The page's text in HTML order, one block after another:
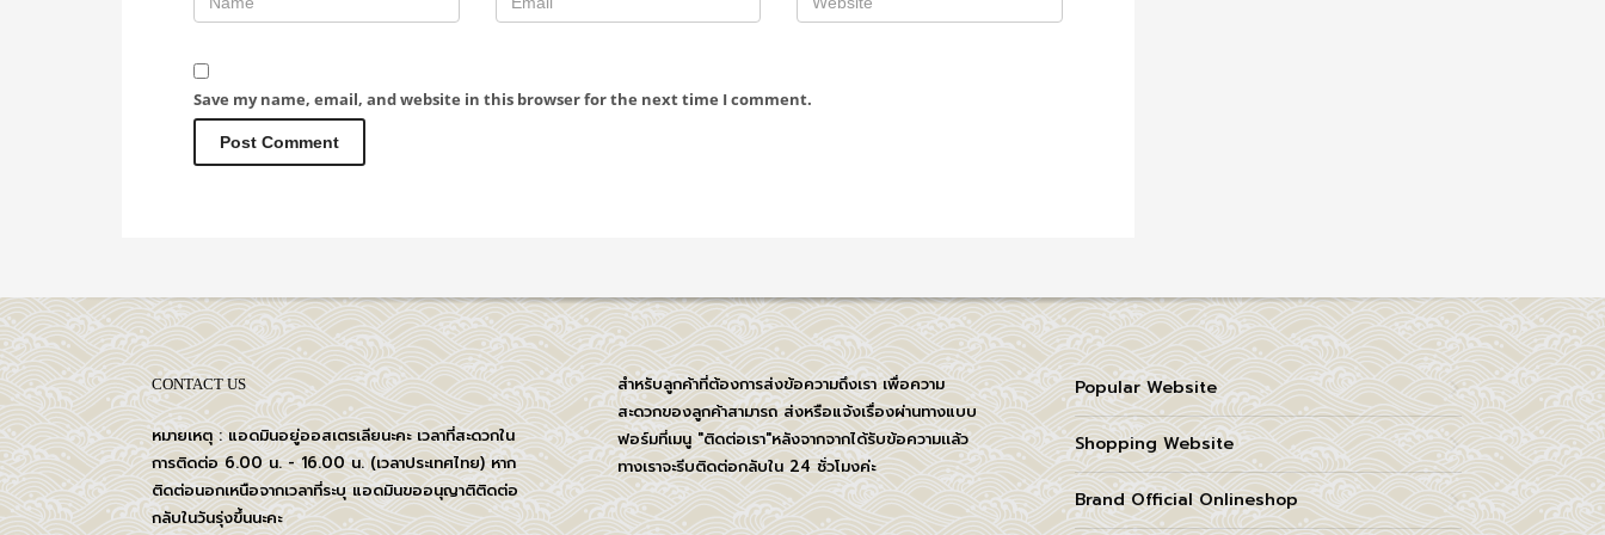
Save my name, email, and website in this browser for the next time I comment.
CONTACT US
หมายเหตุ : แอดมินอยู่ออสเตรเลียนะคะ เวลาที่สะดวกใน
การติดต่อ 6.00 น. - 16.00 น. (เวลาประเทศไทย) หาก
ติดต่อนอกเหนือจากเวลาที่ระบุ แอดมินขออนุญาติติดต่อ
กลับในวันรุ่งขึ้นนะคะ
สำหรับลูกค้าที่ต้องการส่งข้อความถึงเรา เพื่อความ
สะดวกของลูกค้าสามารถ ส่งหรือแจ้งเรื่องผ่านทางแบบ
ฟอร์มที่เมนู "ติดต่อเรา"หลังจากจากได้รับข้อความเเล้ว
ทางเราจะรีบติดต่อกลับใน 24 ชั่วโมงค่ะ
Popular Website
Shopping Website
Brand Official Onlineshop